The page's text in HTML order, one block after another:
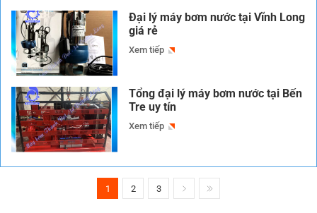
Đại lý máy bơm nước tại Vĩnh Long
giá rẻ
Xem tiếp
Tổng đại lý máy bơm nước tại Bến
Tre uy tín
Xem tiếp
1 2 3